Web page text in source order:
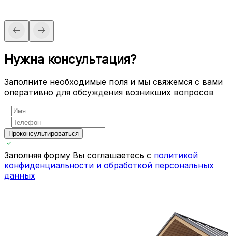
Нужна консультация?
Заполните необходимые поля и мы свяжемся с вами
оперативно для обсуждения возникших вопросов
Проконсультироваться
Заполняя форму Вы соглашаетесь с политикой
конфиденциальности и обработкой персональных
данных